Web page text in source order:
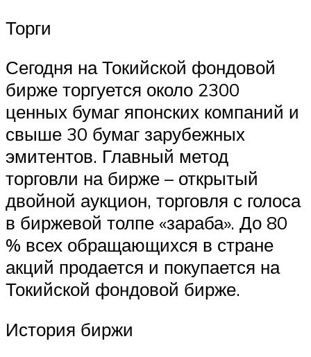
Торги
Сегодня на Токийской фондовой
бирже торгуется около 2300
ценных бумаг японских компаний и
свыше 30 бумаг зарубежных
эмитентов. Главный метод
торговли на бирже – открытый
двойной аукцион, торговля с голоса
в биржевой толпе «зараба». До 80
% всех обращающихся в стране
акций продается и покупается на
Токийской фондовой бирже.
История биржи